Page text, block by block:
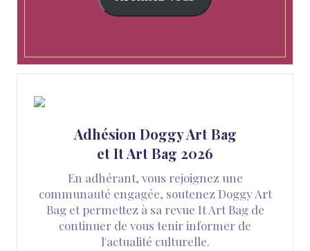
Adhésion Doggy Art Bag
et It Art Bag 2026
En adhérant, vous rejoignez une
communauté engagée, soutenez Doggy Art
Bag et permettez à sa revue It Art Bag de
continuer de vous tenir informer de
l'actualité culturelle.